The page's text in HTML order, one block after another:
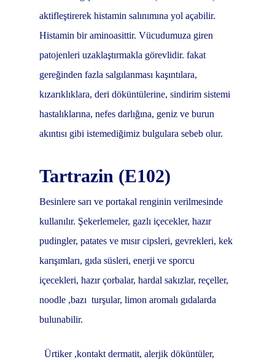
aktifleştirerek histamin salınımına yol açabilir.
Histamin bir aminoasittir. Vücudumuza giren
patojenleri uzaklaştırmakla görevlidir. fakat
gereğinden fazla salgılanması kaşıntılara,
kızarıklıklara, deri döküntülerine, sindirim sistemi
hastalıklarına, nefes darlığına, geniz ve burun
akıntısı gibi istemediğimiz bulgulara sebeb olur.
Tartrazin (E102)
Besinlere sarı ve portakal renginin verilmesinde
kullanılır. Şekerlemeler, gazlı içecekler, hazır
pudingler, patates ve mısır cipsleri, gevrekleri, kek
karışımları, gıda süsleri, enerji ve sporcu
içecekleri, hazır çorbalar, hardal sakızlar, reçeller,
noodle ,bazı turşular, limon aromalı gıdalarda
bulunabilir.
Ürtiker ,kontakt dermatit, alerjik döküntüler,